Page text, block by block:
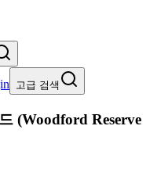
고급 검색
(Woodford Reserve